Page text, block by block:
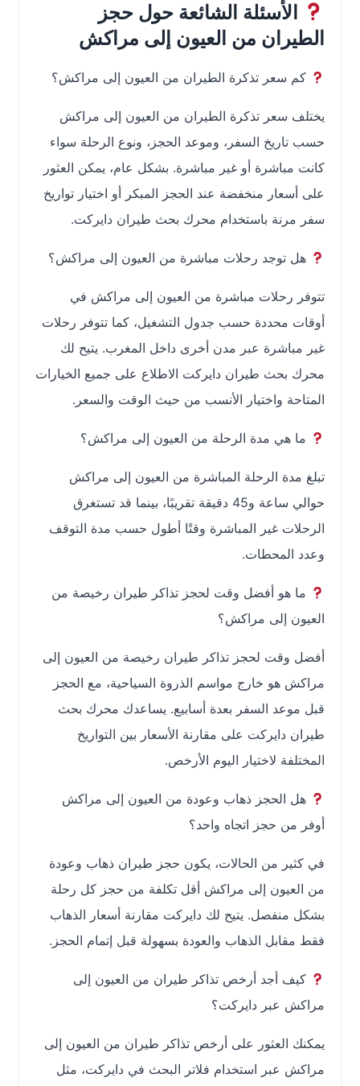
الأسئلة الشائعة حول حجز
الطيران من العيون إلى مراكش
كم سعر تذكرة الطيران من العيون إلى مراكش؟
يختلف سعر تذكرة الطيران من العيون إلى مراكش
حسب تاريخ السفر، وموعد الحجز، ونوع الرحلة سواء
كانت مباشرة أو غير مباشرة. بشكل عام، يمكن العثور
على أسعار منخفضة عند الحجز المبكر أو اختيار تواريخ
سفر مرنة باستخدام محرك بحث طيران دايركت.
هل توجد رحلات مباشرة من العيون إلى مراكش؟
تتوفر رحلات مباشرة من العيون إلى مراكش في
أوقات محددة حسب جدول التشغيل، كما تتوفر رحلات
غير مباشرة عبر مدن أخرى داخل المغرب. يتيح لك
محرك بحث طيران دايركت الاطلاع على جميع الخيارات
المتاحة واختيار الأنسب من حيث الوقت والسعر.
ما هي مدة الرحلة من العيون إلى مراكش؟
تبلغ مدة الرحلة المباشرة من العيون إلى مراكش
حوالي ساعة و45 دقيقة تقريبًا، بينما قد تستغرق
الرحلات غير المباشرة وقتًا أطول حسب مدة التوقف
وعدد المحطات.
ما هو أفضل وقت لحجز تذاكر طيران رخيصة من
العيون إلى مراكش؟
أفضل وقت لحجز تذاكر طيران رخيصة من العيون إلى
مراكش هو خارج مواسم الذروة السياحية، مع الحجز
قبل موعد السفر بعدة أسابيع. يساعدك محرك بحث
طيران دايركت على مقارنة الأسعار بين التواريخ
المختلفة لاختيار اليوم الأرخص.
هل الحجز ذهاب وعودة من العيون إلى مراكش
أوفر من حجز اتجاه واحد؟
في كثير من الحالات، يكون حجز طيران ذهاب وعودة
من العيون إلى مراكش أقل تكلفة من حجز كل رحلة
بشكل منفصل. يتيح لك دايركت مقارنة أسعار الذهاب
فقط مقابل الذهاب والعودة بسهولة قبل إتمام الحجز.
كيف أجد أرخص تذاكر طيران من العيون إلى
مراكش عبر دايركت؟
يمكنك العثور على أرخص تذاكر طيران من العيون إلى
مراكش عبر استخدام فلاتر البحث في دايركت، مثل